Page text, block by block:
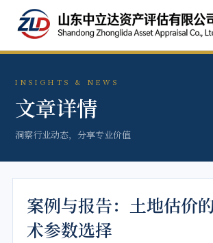
INSIGHTS & NEWS
文章详情
洞察行业动态，分享专业价值
案例与报告：土地估价
术参数选择